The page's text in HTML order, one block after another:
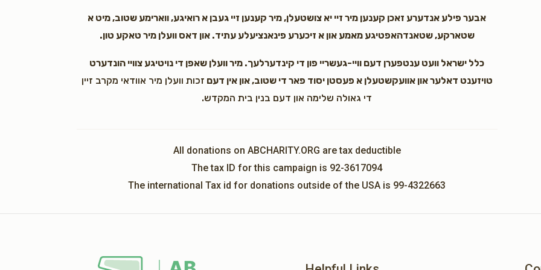
אבער פילע אנדערע זאכן קענען מיר זיי יא צושטעלן, מיר קענען זיי געבן א רואיגע, ווארימע שטוב, מיט א
שטארקע, שטאנדהאפטיגע מאמע און א זיכערע פינאנציעלע עתיד. און דאס וועלן מיר טאקע טון.
כלל ישראל וועט ענטפערן דעם וויי-געשריי פון די קינדערלעך. מיר וועלן שאפן די נויטיגע צוויי הונדערט
טויזענט דאלער און אוועקשטעלן א פעסטן יסוד פאר די שטוב, און אין דעם זכות וועלן מיר אוודאי מקרב זיין
די גאולה שלימה און דעם בנין בית המקדש.
All donations on ABCHARITY.ORG are tax deductible
The tax ID for this campaign is 92-3617094
The international Tax id for donations outside of the USA is 99-4322663